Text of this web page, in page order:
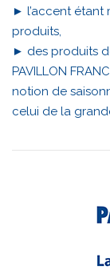
► l’accent étant
produits,
► des produits
PAVILLON
notion de
celui de la